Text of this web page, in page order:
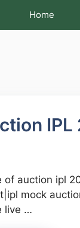
Home
IPL
of auction ipl
mock
live …